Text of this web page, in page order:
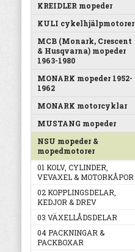
KREIDLER mopeder
KULI cykelhjälpmotorer
MCB (Monark, Crescent
& Husqvarna) mopeder
1963-1980
MONARK mopeder 1952-
1962
MONARK motorcyklar
MUSTANG mopeder
NSU mopeder &
mopedmotorer
01 KOLV, CYLINDER,
VEVAXEL & MOTORKÅPOR
02 KOPPLINGSDELAR,
KEDJOR & DREV
03 VÄXELLÅDSDELAR
04 PACKNINGAR &
PACKBOXAR